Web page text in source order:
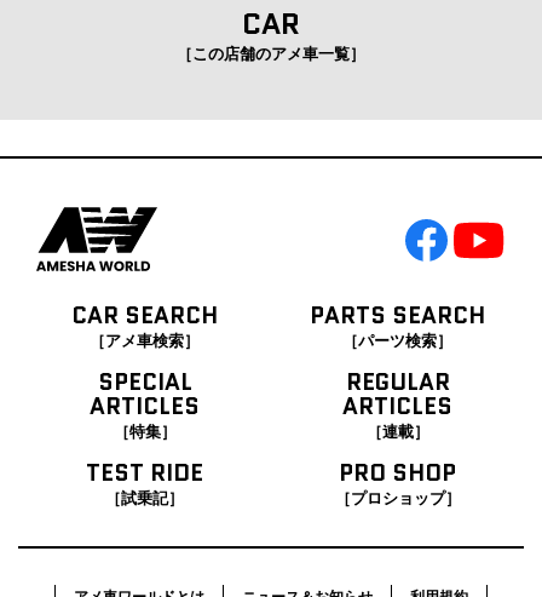
CAR
［この店舗のアメ車一覧］
CAR SEARCH
［アメ車検索］
PARTS SEARCH
［パーツ検索］
SPECIAL
ARTICLES
［特集］
REGULAR
ARTICLES
［連載］
TEST RIDE
［試乗記］
PRO SHOP
［プロショップ］